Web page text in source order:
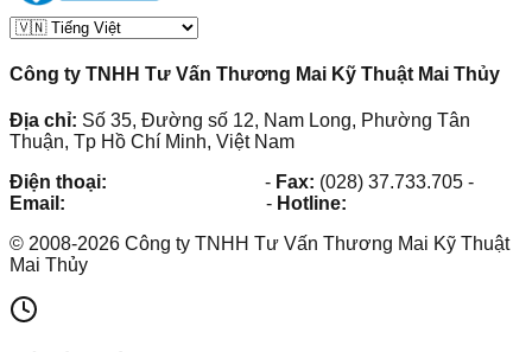
Công ty TNHH Tư Vấn Thương Mai Kỹ Thuật Mai Thủy
Địa chỉ: Số 35, Đường số 12, Nam Long, Phường Tân
Thuận, Tp Hồ Chí Minh, Việt Nam
Điện thoại:
- Fax: (028) 37.733.705 -
Email:
- Hotline:
© 2008-2026 Công ty TNHH Tư Vấn Thương Mai Kỹ Thuật
Mai Thủy